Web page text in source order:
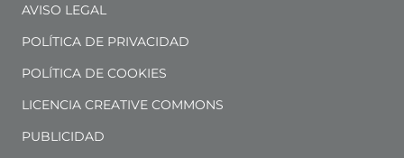
AVISO LEGAL
POLÍTICA DE PRIVACIDAD
POLÍTICA DE COOKIES
LICENCIA CREATIVE COMMONS
PUBLICIDAD